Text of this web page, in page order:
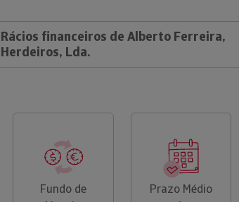
Rácios financeiros de Alberto Ferreira,
Herdeiros, Lda.
Fundo de
Prazo Médio